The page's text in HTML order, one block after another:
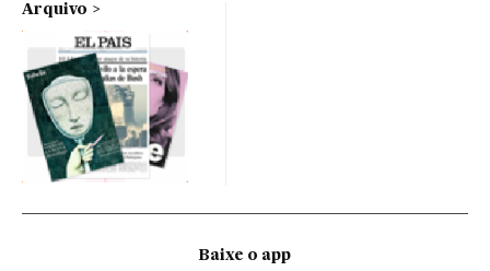
Arquivo
Baixe o app